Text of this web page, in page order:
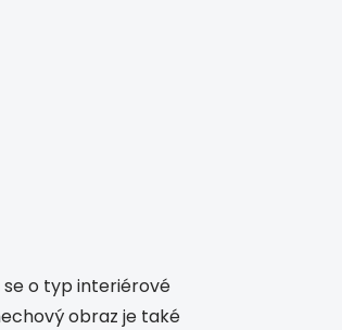
o typ interiérové
obraz je také